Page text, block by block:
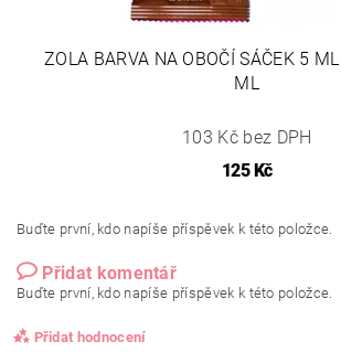
ZOLA BARVA NA OBOČÍ SÁČEK 5
ML
103 Kč bez DPH
125 Kč
Buďte první, kdo napíše příspěvek k této položce.
Přidat komentář
Buďte první, kdo napíše příspěvek k této položce.
Přidat hodnocení